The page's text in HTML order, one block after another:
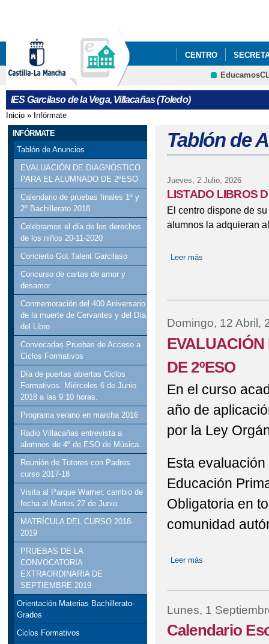
CENTRO
DOCS FP
TRATAMIENTO DE
CENTRO
IES Garcilaso de la Vega, Villacañas (Toledo)
Se encuentra usted aquí
Inicio » Infórmate
INFÓRMATE
Tablón de Anuncios
EVALUACIÓN DE DIAGNÓSTICO
PARA EL ALUMNADO DE 2ºESO
Calendario de pruebas finales 1º y
2º Bachillerato 2018
Celebramos el día de los derechos
de los niños 20-11-2020
Concierto Got Talent Garcilaso
Concurso de cartas de amor y
desamor
Conmemoración del 400 Aniversario
de la muerte de Cervantes y del Día
del Libro
Convocadas Pruebas de Acceso a
Ciclos Formativos
Día de puertas abiertas Ciclos
Formativos. Miércoles 6 de Junio
2018 a las 9:10 horas.
Programa verano en marcha 2016
Radio Villacañas entrevista a
alumnos de 4º de ESO de Música.
Reunión de Tutores con Padres
curso 2017-18
Visita al Parque Warner, cambio de
fecha al Martes 27 de Junio.
MATRÍCULA DEL CURSO 2018-
2019
PRUEBAS DE LA
CONVOCATORIA
EXTRAORDINARIA DE
SEPTIEMBRE 2019
Orientación Materias Bachillerato-
Grados
Ciclos Formativos
Tablón de
Jueves, 2 Julio, 2026
LISTADO LIBROS
El centro dispone de
alumnos la adquieran
Leer más
Domingo, 12 Abril,
DE 2ºESO
En el curso
año de
por la Ley
Esta
Educación
Obligatoria en
comunidad
Leer más
Lunes, 1
Calendario